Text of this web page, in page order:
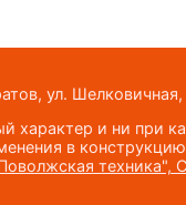
ул. Шелковичная,
и ни при
в
техника",